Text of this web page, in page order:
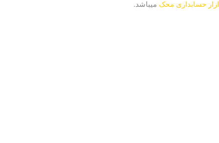
ازار حسابداری محک میباشد.